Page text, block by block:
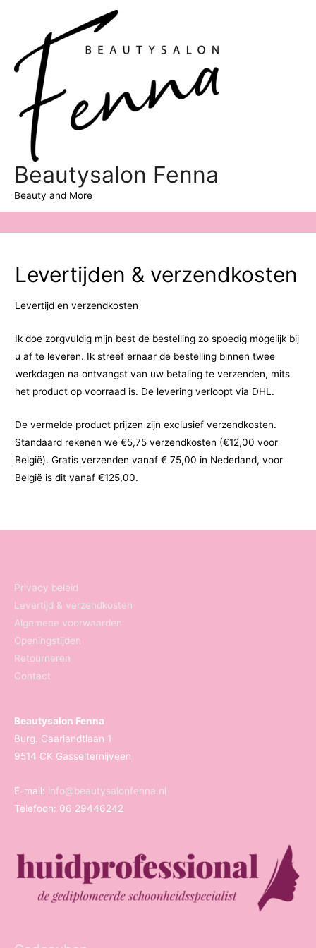
Beautysalon Fenna
Beauty and More
Levertijden & verzendkosten
Levertijd en verzendkosten
Ik doe zorgvuldig mijn best de bestelling zo spoedig mogelijk bij
u af te leveren. Ik streef ernaar de bestelling binnen twee
werkdagen na ontvangst van uw betaling te verzenden, mits
het product op voorraad is. De levering verloopt via DHL.
De vermelde product prijzen zijn exclusief verzendkosten.
Standaard rekenen we €5,75 verzendkosten (€12,00 voor
België). Gratis verzenden vanaf € 75,00 in Nederland, voor
België is dit vanaf €125,00.
Privacy beleid
Levertijd & verzendkosten
Algemene voorwaarden
Openingstijden
Retourneren
Contact
Beautysalon Fenna
Burg. Gaarlandtlaan 1
9514 CK Gasselternijveen
E-mail: info@beautysalonfenna.nl
Telefoon: 06 29446242